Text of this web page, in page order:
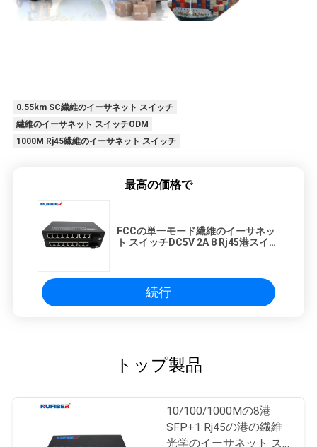
0.55km SC繊維のイーサネット スイッチ
繊維のイーサネット スイッチODM
1000M Rj45繊維のイーサネット スイッチ
最高の価格で
FCCの単一モード繊維のイーサネッ
ト スイッチDC5V 2A 8 Rj45港スイッ
続行
トップ製品
10/100/1000Mの8港
SFP+1 Rj45の港の繊維
光学のイーサネット ス